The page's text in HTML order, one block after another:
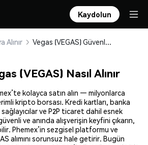
Kaydolun
Alınır Vegas (VEGAS) Güvenle Satın Alın ve Saklayın
(VEGAS) Nasıl Alınır
kolayca satın alın — milyonlarca
kripto borsası. Kredi kartları, banka
ve P2P ticaret dahil esnek
ve anında alışverişin keyfini çıkarın,
Phemex’in sezgisel platformu ve
alımını sorunsuz hale getirir. Bugün